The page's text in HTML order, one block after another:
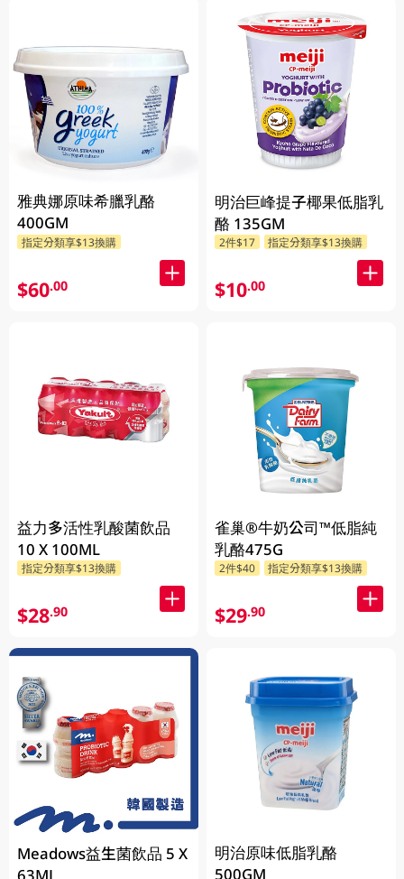
雅典娜原味希臘乳酪
400GM
指定分類享$13換購
$60.00
益力多活性乳酸菌飲品
10 X 100ML
指定分類享$13換購
$28.90
Meadows益生菌飲品 5 X
明治巨峰提子椰果低脂乳
酪 135GM
2件$17 指定分類享$13換購
$10.00
雀巢®牛奶公司™低脂純
乳酪475G
2件$40 指定分類享$13換購
$29.90
明治原味低脂乳酪
500GM